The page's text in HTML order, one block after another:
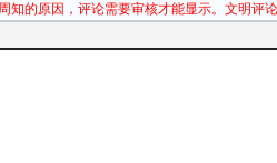
知的原因，评论需要审核才能显示。文明评